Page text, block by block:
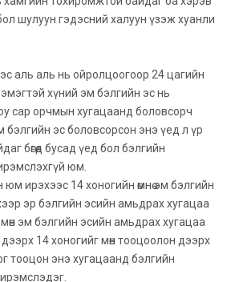
шулуун гэдэсний халуун үзэж хуанли
аль аль нь ойролцоогоор 24 цагийн
хүний эм бэлгийн эс нь
сар орчмын хугацаанд боловсорч
эс боловсорсон энэ үед л үр
бөгөөд бусад үед бол бэлгийн
юм.
ирэхээс 14 хоногийн өмнө эм бэлгийн
эр бэлгийн эсийн амьдрах хугацаа
эм бэлгийн эсийн амьдрах хугацаа
14 хоногийг мөн тооцоолон дээрх
тооцон энэ хугацаанд бэлгийн